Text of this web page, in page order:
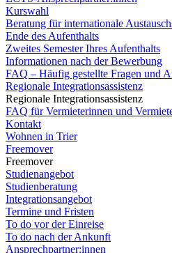
Kurswahl
Beratung für internationale
Ende des Aufenthalts
Zweites Semester Ihres Aufenthalts
Informationen nach der Bewerbung
FAQ – Häufig gestellte Fragen und
Regionale Integrationsassistenz
Regionale Integrationsassistenz
FAQ für Vermieterinnen und
Kontakt
Wohnen in Trier
Freemover
Freemover
Studienangebot
Studienberatung
Integrationsangebot
Termine und Fristen
To do vor der Einreise
To do nach der Ankunft
Ansprechpartner:innen